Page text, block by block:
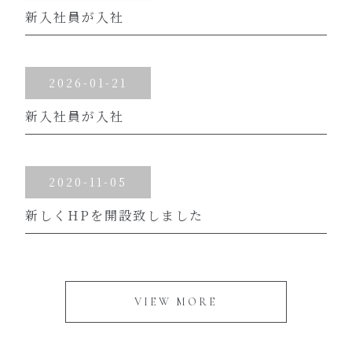
新入社員が入社
2026-01-21
新入社員が入社
2020-11-05
新しくHPを開設致しました
VIEW MORE